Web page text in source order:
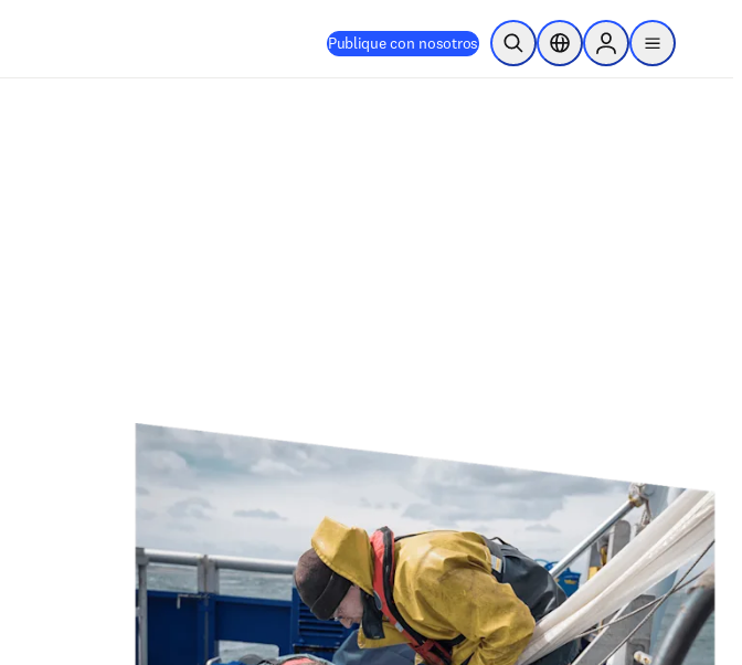
Publique con nosotros Abrir búsquedaSelector de ubicación
Sign in to products
menu